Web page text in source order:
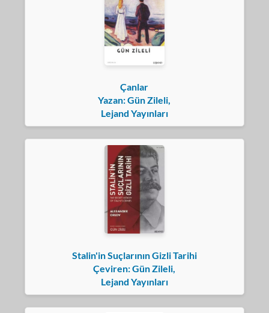
Çanlar
Yazan: Gün Zileli,
Lejand Yayınları
Stalin'in Suçlarının Gizli Tarihi
Çeviren: Gün Zileli,
Lejand Yayınları